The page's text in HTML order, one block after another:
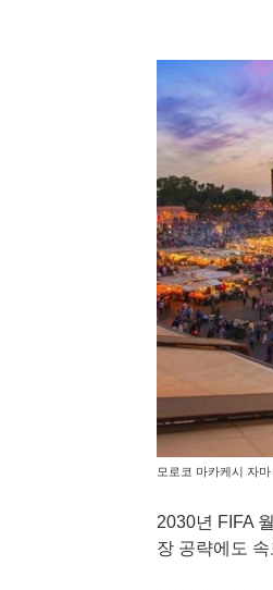
모로코 마카케시 자
2030년 FIFA
장 공략에도